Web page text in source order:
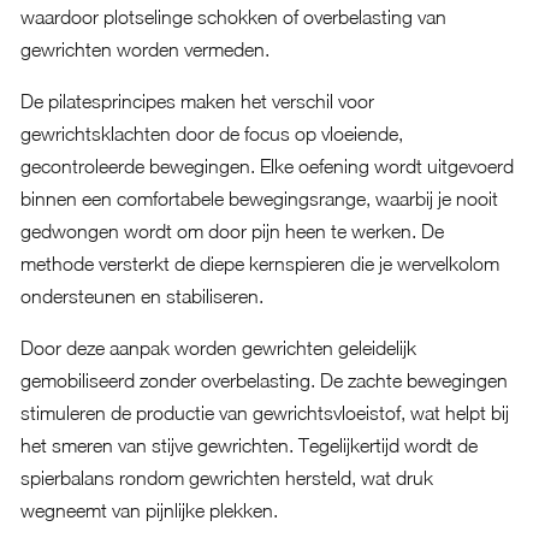
waardoor plotselinge schokken of overbelasting van
gewrichten worden vermeden.
De pilatesprincipes maken het verschil voor
gewrichtsklachten door de focus op vloeiende,
gecontroleerde bewegingen. Elke oefening wordt uitgevoerd
binnen een comfortabele bewegingsrange, waarbij je nooit
gedwongen wordt om door pijn heen te werken. De
methode versterkt de diepe kernspieren die je wervelkolom
ondersteunen en stabiliseren.
Door deze aanpak worden gewrichten geleidelijk
gemobiliseerd zonder overbelasting. De zachte bewegingen
stimuleren de productie van gewrichtsvloeistof, wat helpt bij
het smeren van stijve gewrichten. Tegelijkertijd wordt de
spierbalans rondom gewrichten hersteld, wat druk
wegneemt van pijnlijke plekken.